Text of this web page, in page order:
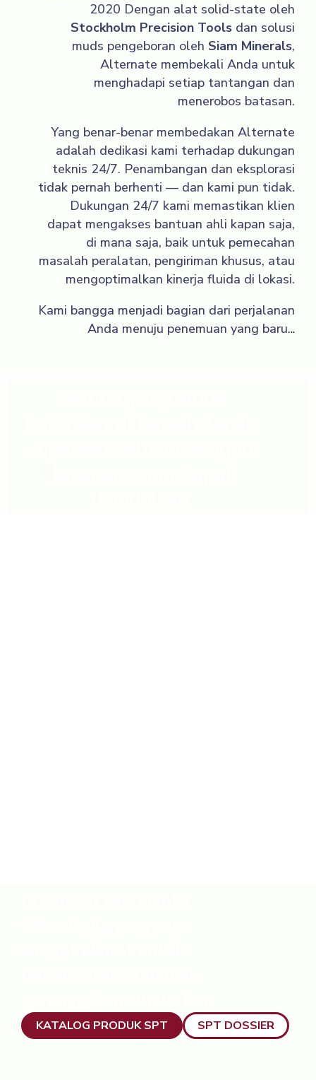
2020 Dengan alat solid-state oleh
Stockholm Precision Tools dan solusi
muds pengeboran oleh Siam Minerals,
Alternate membekali Anda untuk
menghadapi setiap tantangan dan
menerobos batasan.
Yang benar-benar membedakan Alternate
adalah dedikasi kami terhadap dukungan
teknis 24/7. Penambangan dan eksplorasi
tidak pernah berhenti — dan kami pun tidak.
Dukungan 24/7 kami memastikan klien
dapat mengakses bantuan ahli kapan saja,
di mana saja, baik untuk pemecahan
masalah peralatan, pengiriman khusus, atau
mengoptimalkan kinerja fluida di lokasi.
Kami bangga menjadi bagian dari perjalanan
Anda menuju penemuan yang baru...
KATALOG PRODUK SPT SPT DOSSIER